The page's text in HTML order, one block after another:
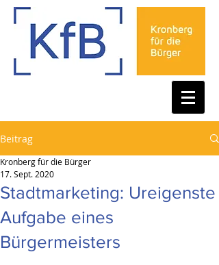
Beitrag
Stadtmarketing: Ureigenste
Aufgabe eines
Bürgermeisters
Kronberg für die Bürger
17. Sept. 2020